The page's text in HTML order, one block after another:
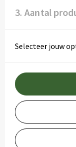
3. Aantal
Selecteer jouw